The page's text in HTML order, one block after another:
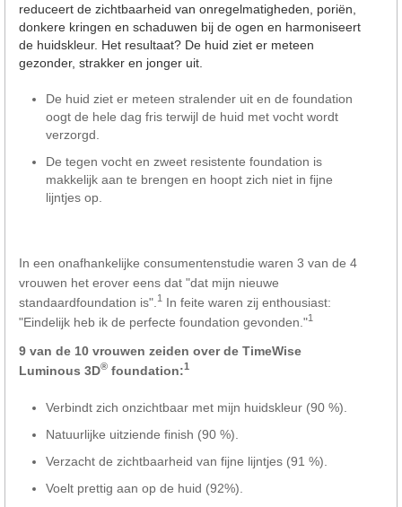
reduceert de zichtbaarheid van onregelmatigheden, poriën,
donkere kringen en schaduwen bij de ogen en harmoniseert
de huidskleur. Het resultaat? De huid ziet er meteen
gezonder, strakker en jonger uit.
De huid ziet er meteen stralender uit en de foundation
oogt de hele dag fris terwijl de huid met vocht wordt
verzorgd.
De tegen vocht en zweet resistente foundation is
makkelijk aan te brengen en hoopt zich niet in fijne
lijntjes op.
In een onafhankelijke consumentenstudie waren 3 van de 4
vrouwen het erover eens dat "dat mijn nieuwe
standaardfoundation is". 1
In feite waren zij enthousiast:
"Eindelijk heb ik de perfecte foundation gevonden."1
9 van de 10 vrouwen zeiden over de TimeWise
Luminous 3D® foundation:1
Verbindt zich onzichtbaar met mijn huidskleur (90 %).
Natuurlijke uitziende finish (90 %).
Verzacht de zichtbaarheid van fijne lijntjes (91 %).
Voelt prettig aan op de huid (92%).